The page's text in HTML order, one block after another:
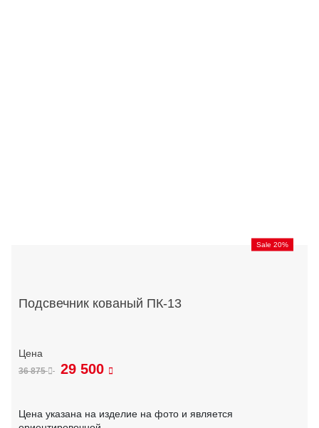
Sale 20%
Подсвечник кованый ПК-13
36 875 29 500
Цена указана на изделие на фото и является